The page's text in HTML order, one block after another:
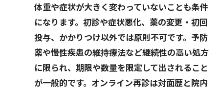
体重や症状が大きく変わっていないことも条件
になります。初診や症状悪化、薬の変更・初回
投与、かかりつけ以外では原則不可です。予防
薬や慢性疾患の維持療法など継続性の高い処方
に限られ、期限や数量を限定して出されること
が一般的です。オンライン再診は対面歴と院内